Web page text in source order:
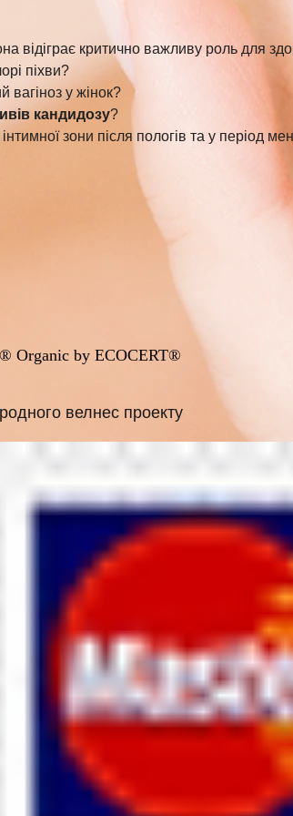
відіграє критично важливу роль для
піхви?
вагіноз у жінок?
кандидозу?
інтимної зони після пологів та у період
Organic by ECOCERT®
велнес проекту